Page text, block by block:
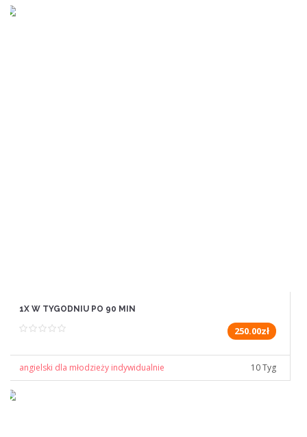
1X W TYGODNIU PO 90 MIN
250.00zł
angielski dla młodzieży indywidualnie 10 Tyg